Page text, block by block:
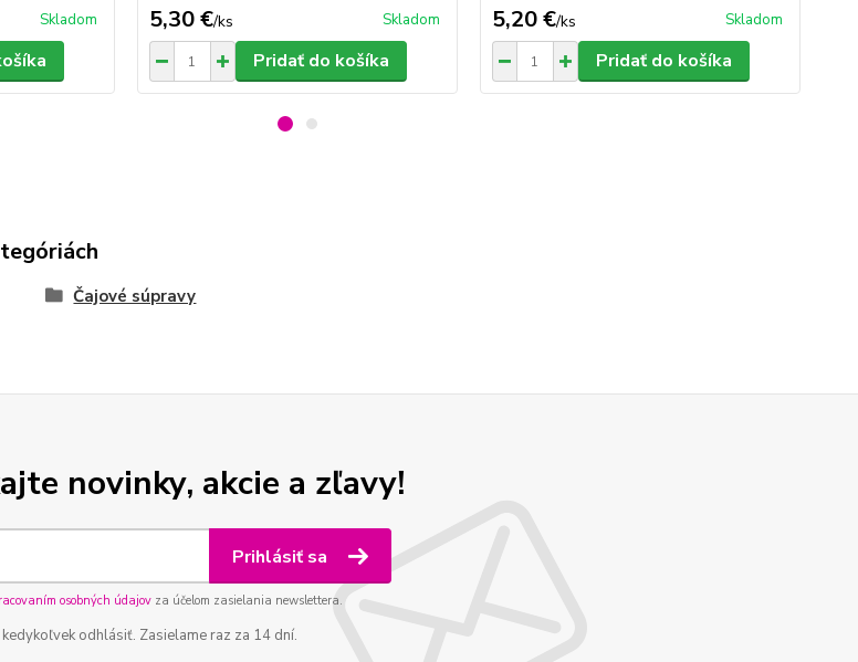
Skladom 5,30 €/ks Skladom
Pridať do košíka
5,20 €/ks Skladom
Pridať do košíka
Čajové súpravy
novinky, akcie a zľavy!
Prihlásiť sa
osobných údajovza účelom zasielania newslettera.
odhlásiť. Zasielame raz za 14 dní.